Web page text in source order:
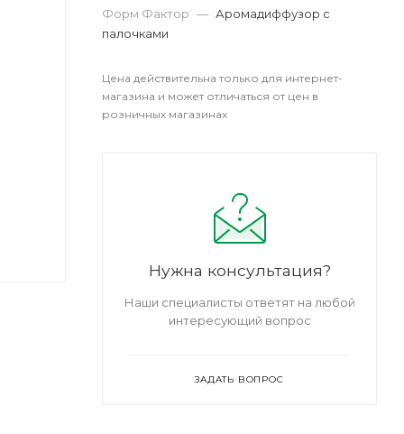
Форм Фактор — Аромадиффузор с
палочками
Цена действительна только для интернет-
магазина и может отличаться от цен в
розничных магазинах
Нужна консультация?
Наши специалисты ответят на любой
интересующий вопрос
ЗАДАТЬ ВОПРОС